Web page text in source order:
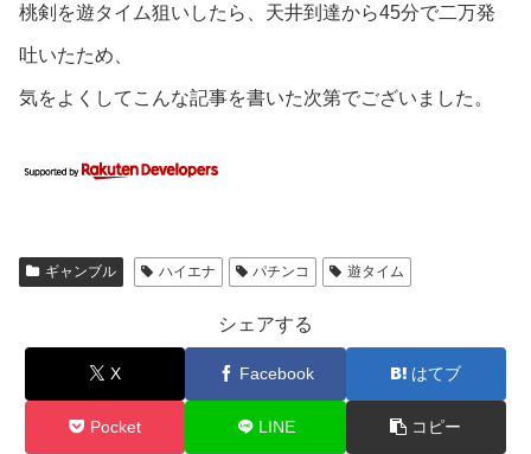
桃剣を遊タイム狙いしたら、天井到達から45分で二万発
吐いたため、
気をよくしてこんな記事を書いた次第でございました。
ギャンブル ハイエナ パチンコ 遊タイム
シェアする
X Facebook はてブ
Pocket LINE コピー